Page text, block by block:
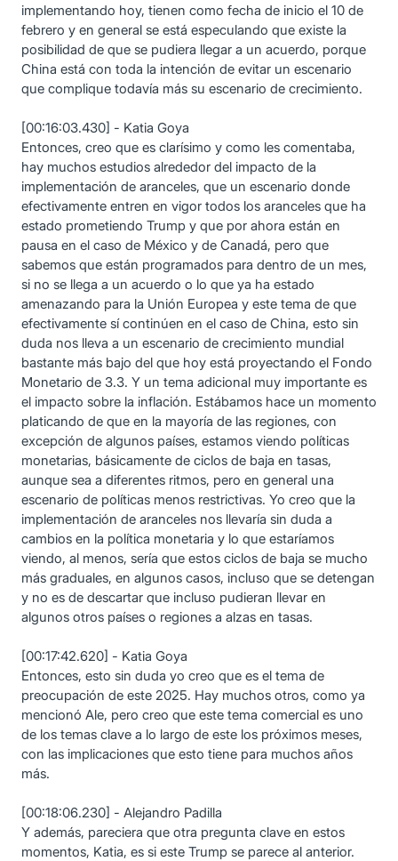
implementando hoy, tienen como fecha de inicio el 10 de
febrero y en general se está especulando que existe la
posibilidad de que se pudiera llegar a un acuerdo, porque
China está con toda la intención de evitar un escenario
que complique todavía más su escenario de crecimiento.
[00:16:03.430] - Katia Goya
Entonces, creo que es clarísimo y como les comentaba,
hay muchos estudios alrededor del impacto de la
implementación de aranceles, que un escenario donde
efectivamente entren en vigor todos los aranceles que ha
estado prometiendo Trump y que por ahora están en
pausa en el caso de México y de Canadá, pero que
sabemos que están programados para dentro de un mes,
si no se llega a un acuerdo o lo que ya ha estado
amenazando para la Unión Europea y este tema de que
efectivamente sí continúen en el caso de China, esto sin
duda nos lleva a un escenario de crecimiento mundial
bastante más bajo del que hoy está proyectando el Fondo
Monetario de 3.3. Y un tema adicional muy importante es
el impacto sobre la inflación. Estábamos hace un momento
platicando de que en la mayoría de las regiones, con
excepción de algunos países, estamos viendo políticas
monetarias, básicamente de ciclos de baja en tasas,
aunque sea a diferentes ritmos, pero en general una
escenario de políticas menos restrictivas. Yo creo que la
implementación de aranceles nos llevaría sin duda a
cambios en la política monetaria y lo que estaríamos
viendo, al menos, sería que estos ciclos de baja se mucho
más graduales, en algunos casos, incluso que se detengan
y no es de descartar que incluso pudieran llevar en
algunos otros países o regiones a alzas en tasas.
[00:17:42.620] - Katia Goya
Entonces, esto sin duda yo creo que es el tema de
preocupación de este 2025. Hay muchos otros, como ya
mencionó Ale, pero creo que este tema comercial es uno
de los temas clave a lo largo de este los próximos meses,
con las implicaciones que esto tiene para muchos años
más.
[00:18:06.230] - Alejandro Padilla
Y además, pareciera que otra pregunta clave en estos
momentos, Katia, es si este Trump se parece al anterior.